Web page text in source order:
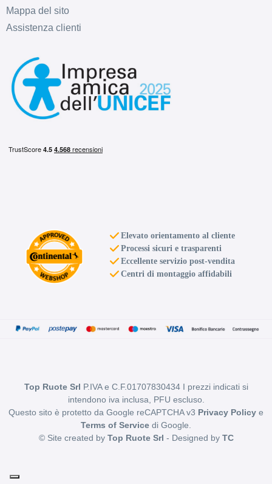
Mappa del sito
Assistenza clienti
Elevato orientamento al cliente
Processi sicuri e trasparenti
Eccellente servizio post-vendita
Centri di montaggio affidabili
Top Ruote Srl P.IVA e C.F.01707830434 I prezzi indicati si
intendono iva inclusa, PFU escluso.
Questo sito è protetto da Google reCAPTCHA v3 Privacy Policy e
Terms of Service di Google.
© Site created by Top Ruote Srl - Designed by TC